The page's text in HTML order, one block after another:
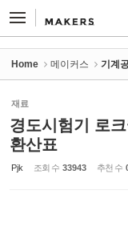
Home 메이커스 기계
재료
경도시험기 로
환산표
Pjk 조회 수 33943 추천 수